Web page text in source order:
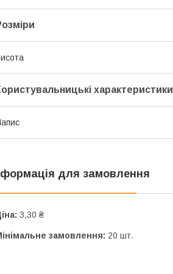
характеристики
для замовлення
3,30 ₴
замовлення: 20 шт.